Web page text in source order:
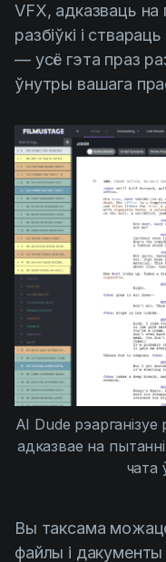
VFX, адказваць
разбіўкі і
— усё гэта праз
ўнутры вашага
AI Dude рэарганізуе
адказвае на
чата
Вы таксама
файлы і